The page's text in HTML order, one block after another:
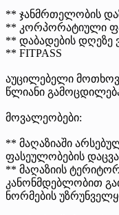
** ჯანმრთელობის
** კორპორატიული
** დაბადების დღეზე
** FITPASS
აუცილებელი
წლიანი
მოვალეობები:
** მაღაზიაში
ფასეულობების
** მაღაზიის
კანონმდებლობით
ნორმების